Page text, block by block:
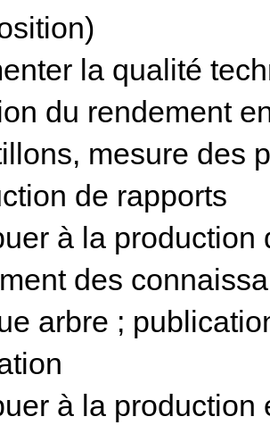
la qualité
du rendement
mesure des
de rapports
à la
des
arbre ;
à la